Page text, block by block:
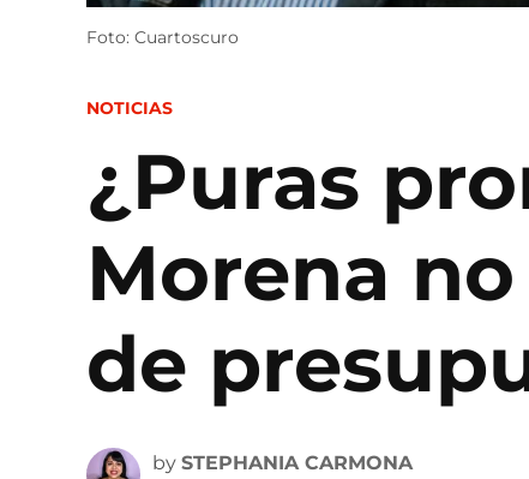
Foto: Cuartoscuro
POSTED
NOTICIAS
¿Puras
Morena
de
by STEPHANIA CARMONA